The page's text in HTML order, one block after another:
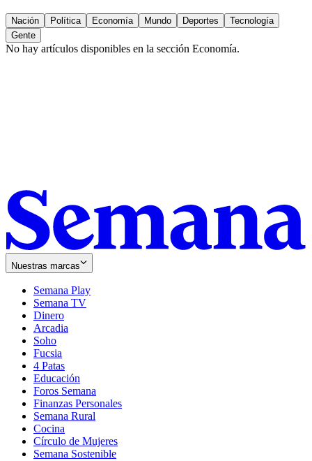
Nación Política Economía Mundo Deportes
Tecnología
Gente
No hay artículos disponibles en la sección Economía.
Nuestras marcas
Semana Play
Semana TV
Dinero
Arcadia
Soho
in
new
window
Fucsia
in
new
window
4 Patas
Educación
Foros Semana
Finanzas Personales
Semana Rural
Cocina
Círculo de Mujeres
Semana Sostenible